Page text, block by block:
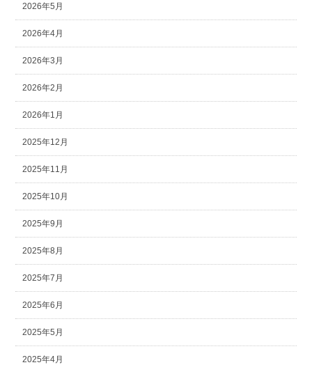
2026年5月
2026年4月
2026年3月
2026年2月
2026年1月
2025年12月
2025年11月
2025年10月
2025年9月
2025年8月
2025年7月
2025年6月
2025年5月
2025年4月